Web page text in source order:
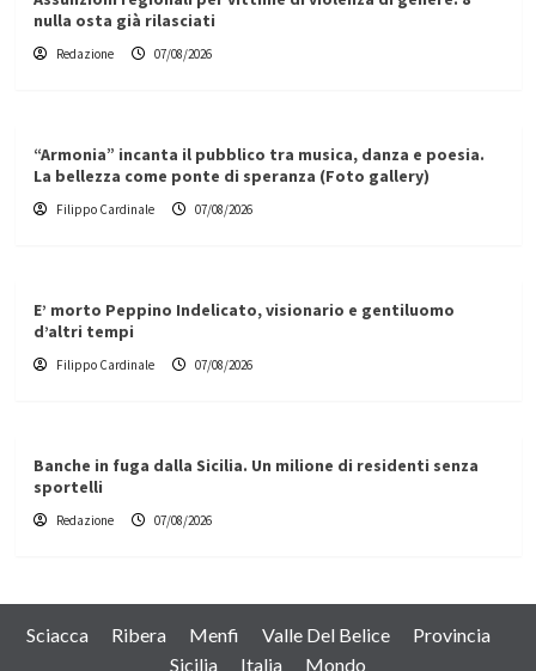
nulla osta già rilasciati
Redazione 07/08/2026
“Armonia” incanta il pubblico tra musica, danza e poesia.
La bellezza come ponte di speranza (Foto gallery)
Filippo Cardinale 07/08/2026
E’ morto Peppino Indelicato, visionario e gentiluomo
d’altri tempi
Filippo Cardinale 07/08/2026
Banche in fuga dalla Sicilia. Un milione di residenti senza
sportelli
Redazione 07/08/2026
Sciacca Ribera Menfi Valle Del Belice
Provincia
Sicilia
Italia Mondo